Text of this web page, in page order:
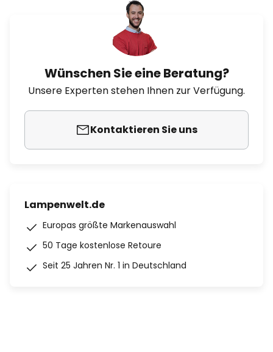
Wünschen Sie eine Beratung?
Unsere Experten stehen Ihnen zur Verfügung.
Kontaktieren Sie uns
Lampenwelt.de
Europas größte Markenauswahl
50 Tage kostenlose Retoure
Seit 25 Jahren Nr. 1 in Deutschland